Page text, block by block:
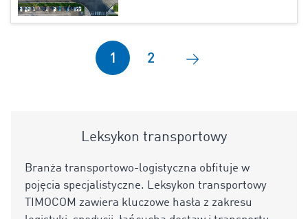
1 2
Leksykon transportowy
Branża transportowo-logistyczna obfituje w
pojęcia specjalistyczne. Leksykon transportowy
TIMOCOM zawiera kluczowe hasła z zakresu